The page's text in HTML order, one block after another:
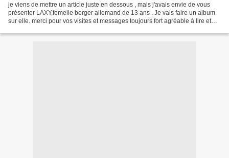
je viens de mettre un article juste en dessous , mais j'avais envie de vous
présenter LAXY,femelle berger allemand de 13 ans . Je vais faire un album
sur elle. merci pour vos visites et messages toujours fort agréable à lire et